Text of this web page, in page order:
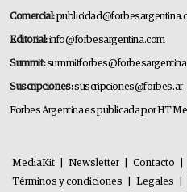
Comercial:
Editorial:info@forbesargentina.com
Summit:
Suscripciones:suscripciones@forbes.ar
Forbes Argentina es publicada por HT
MediaKit Newsletter Contacto
Términos y condiciones
Legales